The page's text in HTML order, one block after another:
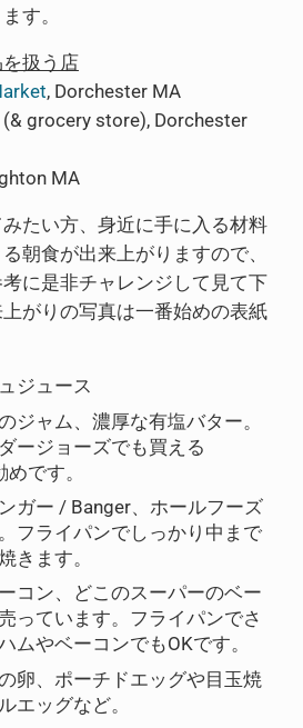
す。
扱う店
, Dorchester MA
(& grocery store), Dorchester
MA
たい方、身近に手に入る材料
朝食が出来上がりますので、
に是非チャレンジして見て下
がりの写真は一番始めの表紙
ジュース
ジャム、濃厚な有塩バター。
ージョーズでも買える
です。
ガー / Banger、ホールフーズ
フライパンでしっかり中まで
きます。
コン、どこのスーパーのベー
っています。フライパンでさ
ムやベーコンでもOKです。
卵、ポーチドエッグや目玉焼
エッグなど。